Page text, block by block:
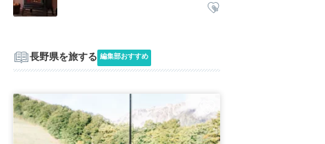
長野県を旅する 編集部おすすめ